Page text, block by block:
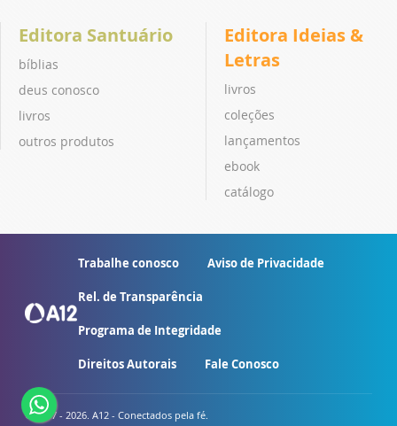
Editora Santuário
bíblias
deus conosco
livros
outros produtos
Editora Ideias &
Letras
livros
coleções
lançamentos
ebook
catálogo
Trabalhe conosco Aviso de Privacidade
Rel. de Transparência
Programa de Integridade
Direitos Autorais Fale Conosco
© 2007 - 2026. A12 - Conectados pela fé.